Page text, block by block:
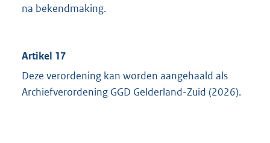
na bekendmaking.
Artikel 17
Deze verordening kan worden aangehaald als
Archiefverordening GGD Gelderland-Zuid (2026).